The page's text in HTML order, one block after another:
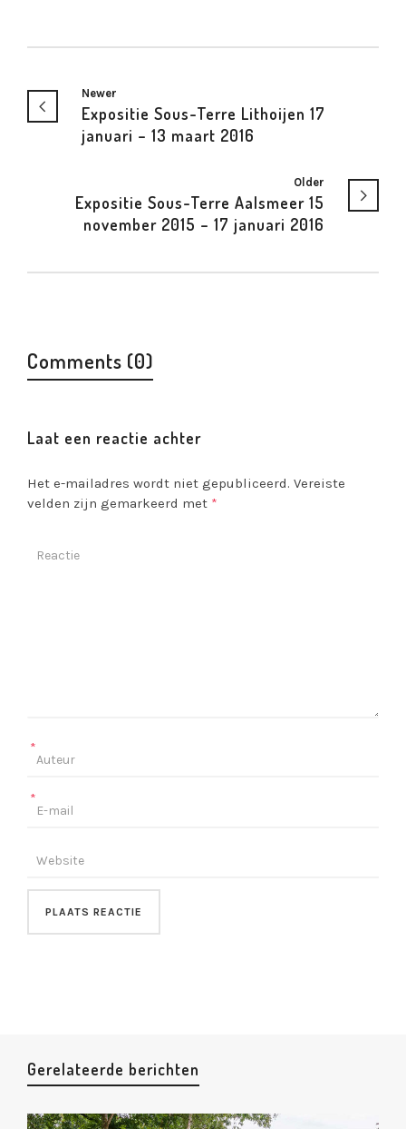
Newer
Expositie Sous-Terre Lithoijen 17
januari – 13 maart 2016
Older
Expositie Sous-Terre Aalsmeer 15
november 2015 – 17 januari 2016
Comments (0)
Laat een reactie achter
Het e-mailadres wordt niet gepubliceerd. Vereiste
velden zijn gemarkeerd met *
*
*
Gerelateerde berichten